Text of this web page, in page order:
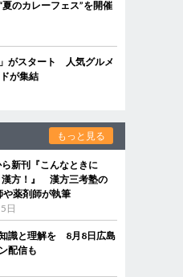
のカレーフェス”を開催
がスタート 人気グルメ
が集結
もっと見る
新刊『こんなときに
漢方！』 漢方三考塾の
や薬剤師が執筆
日
識と理解を 8月8日広島
配信も